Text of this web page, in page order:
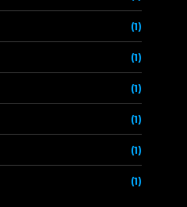
(1)
(1)
(1)
(1)
(1)
(1)